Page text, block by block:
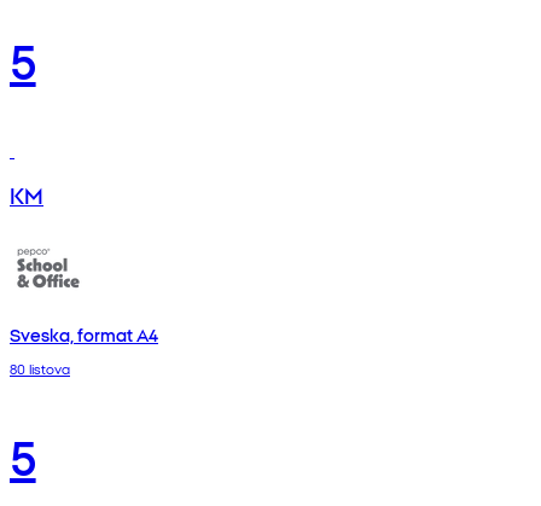
5
KM
Sveska, format A4
80 listova
5